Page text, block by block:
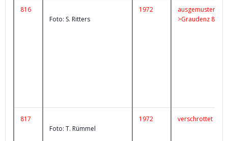
816
Foto: S. Ritters
1972
ausgemustert
>Graudenz 86
817
Foto: T. Rümmel
1972 verschrottet